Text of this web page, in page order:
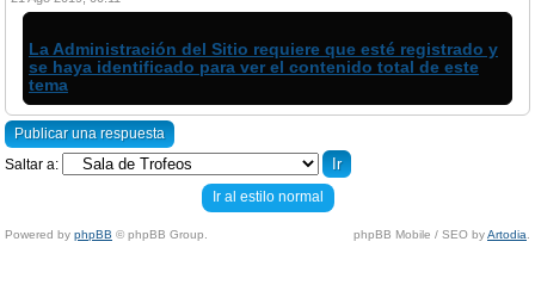
La Administración del Sitio requiere que esté registrado y
se haya identificado para ver el contenido total de este
tema
Publicar una respuesta
Saltar a:
Ir al estilo normal
Powered by phpBB © phpBB Group. phpBB Mobile / SEO byArtodia